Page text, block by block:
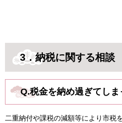
3．納税に関する相談
Q.​​税金を納め過ぎてしま
二重納付や課税の減額等により市税